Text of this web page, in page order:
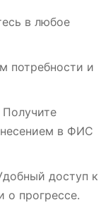
в любое
потребности и
Получите
в ФИС
доступ к
прогрессе.